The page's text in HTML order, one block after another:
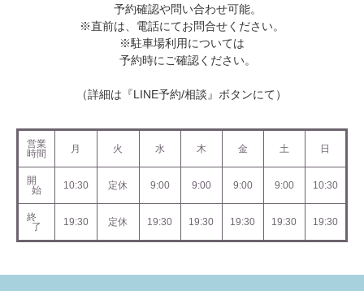
予約確認や問い合わせ可能。
※直前は、電話にてお問合せください。
※駐車場利用については
予約時にご確認ください。
（詳細は『LINE予約/相談』ボタンにて）
営業
時間
月 火 水 木 金 土 日
開
始
10:30 定休 9:00 9:00 9:00 9:00 10:30
終
了
19:30 定休 19:30 19:30 19:30 19:30 19:30